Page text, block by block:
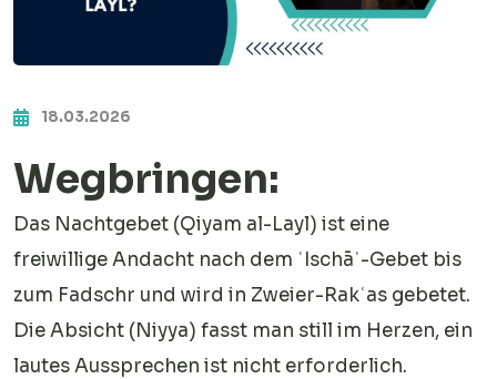
18.03.2026
Wegbringen:
Das Nachtgebet (Qiyam al-Layl) ist eine
freiwillige Andacht nach dem ʿIschāʾ-Gebet bis
zum Fadschr und wird in Zweier-Rakʿas gebetet.
Die Absicht (Niyya) fasst man still im Herzen, ein
lautes Aussprechen ist nicht erforderlich.